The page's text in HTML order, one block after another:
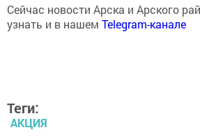
Сейчас новости Арска и Арского
узнать и в нашем Telegram-канале
Теги:
АКЦИЯ